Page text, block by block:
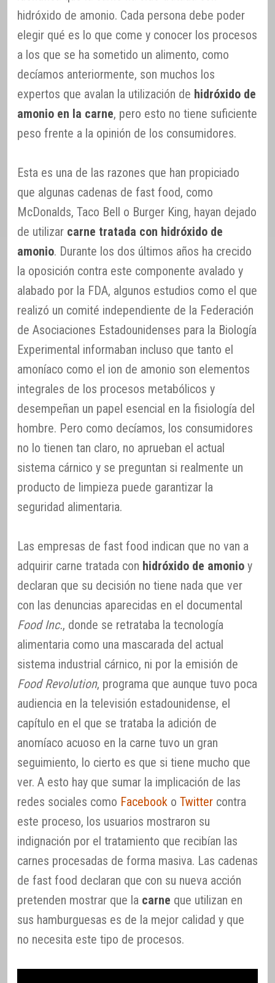
hidróxido de amonio. Cada persona debe poder
elegir qué es lo que come y conocer los procesos
a los que se ha sometido un alimento, como
decíamos anteriormente, son muchos los
expertos que avalan la utilización de hidróxido de
amonio en la carne, pero esto no tiene suficiente
peso frente a la opinión de los consumidores.
Esta es una de las razones que han propiciado
que algunas cadenas de fast food, como
McDonalds, Taco Bell o Burger King, hayan dejado
de utilizar carne tratada con hidróxido de
amonio. Durante los dos últimos años ha crecido
la oposición contra este componente avalado y
alabado por la FDA, algunos estudios como el que
realizó un comité independiente de la Federación
de Asociaciones Estadounidenses para la Biología
Experimental informaban incluso que tanto el
amoníaco como el ion de amonio son elementos
integrales de los procesos metabólicos y
desempeñan un papel esencial en la fisiología del
hombre. Pero como decíamos, los consumidores
no lo tienen tan claro, no aprueban el actual
sistema cárnico y se preguntan si realmente un
producto de limpieza puede garantizar la
seguridad alimentaria.
Las empresas de fast food indican que no van a
adquirir carne tratada con hidróxido de amonio y
declaran que su decisión no tiene nada que ver
con las denuncias aparecidas en el documental
Food Inc., donde se retrataba la tecnología
alimentaria como una mascarada del actual
sistema industrial cárnico, ni por la emisión de
Food Revolution, programa que aunque tuvo poca
audiencia en la televisión estadounidense, el
capítulo en el que se trataba la adición de
anomíaco acuoso en la carne tuvo un gran
seguimiento, lo cierto es que si tiene mucho que
ver. A esto hay que sumar la implicación de las
redes sociales como Facebook o Twitter contra
este proceso, los usuarios mostraron su
indignación por el tratamiento que recibían las
carnes procesadas de forma masiva. Las cadenas
de fast food declaran que con su nueva acción
pretenden mostrar que la carne que utilizan en
sus hamburguesas es de la mejor calidad y que
no necesita este tipo de procesos.